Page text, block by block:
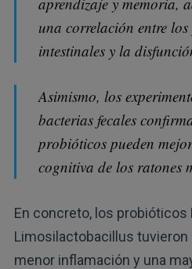
una correlación entre
intestinales y la
Asimismo, los
bacterias fecales
probióticos pueden
cognitiva de los ratones
En concreto, los
Limosilactobacillus tuvieron
menor inflamación y una